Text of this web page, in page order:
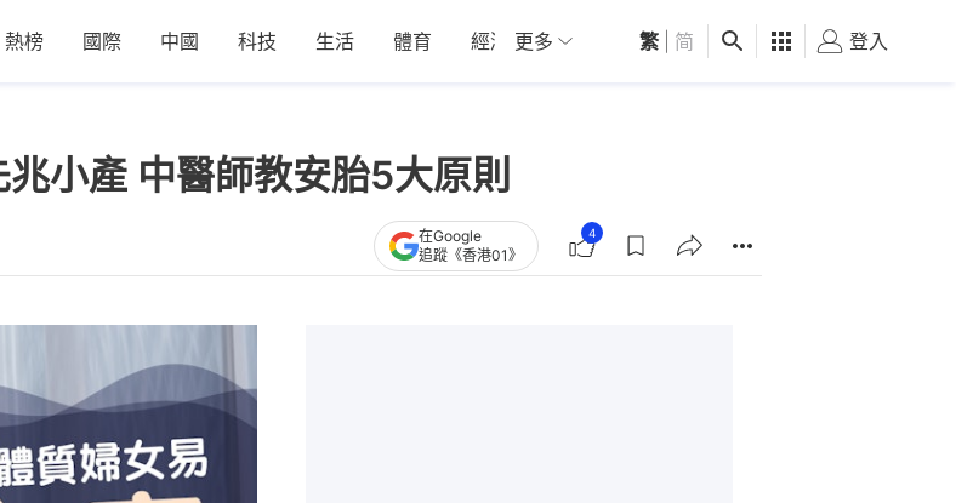
熱榜 國際 中國 科技 生活 體育 經濟 01深圳 觀點 健康 好食玩飛
更多 繁 简 登入
小產 中醫師教安胎5大原則
在Google
追蹤《香港01》
4